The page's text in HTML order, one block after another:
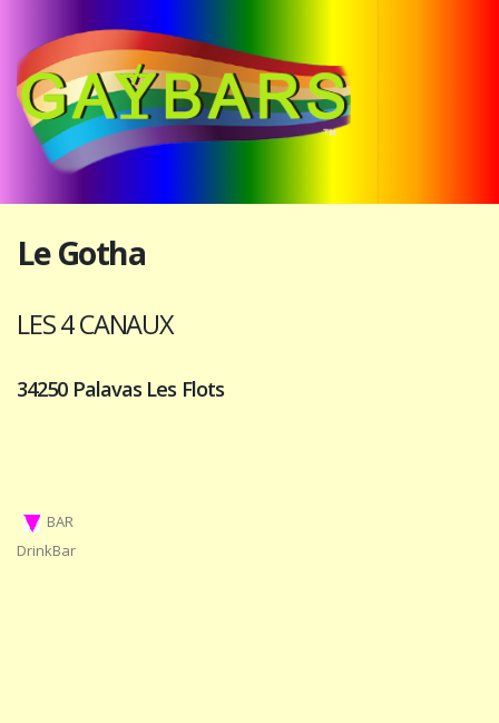
Le Gotha
LES 4 CANAUX
34250 Palavas Les Flots
BAR
DrinkBar